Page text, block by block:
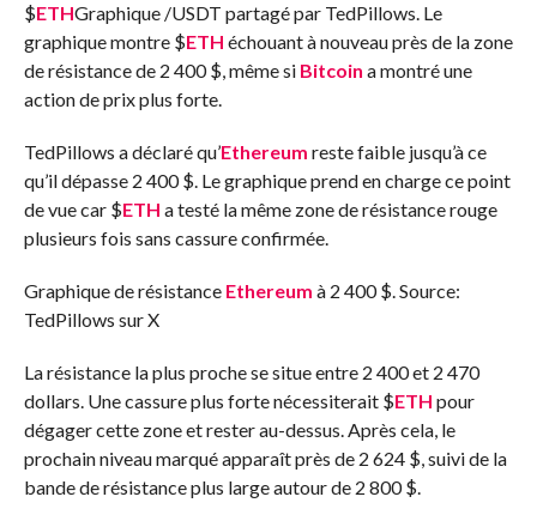
$ETHGraphique /USDT partagé par TedPillows. Le
graphique montre $ETH échouant à nouveau près de la zone
de résistance de 2 400 $, même si Bitcoin a montré une
action de prix plus forte.
TedPillows a déclaré qu’Ethereum reste faible jusqu’à ce
qu’il dépasse 2 400 $. Le graphique prend en charge ce point
de vue car $ETH a testé la même zone de résistance rouge
plusieurs fois sans cassure confirmée.
Graphique de résistance Ethereum à 2 400 $. Source:
TedPillows sur X
La résistance la plus proche se situe entre 2 400 et 2 470
dollars. Une cassure plus forte nécessiterait $ETH pour
dégager cette zone et rester au-dessus. Après cela, le
prochain niveau marqué apparaît près de 2 624 $, suivi de la
bande de résistance plus large autour de 2 800 $.